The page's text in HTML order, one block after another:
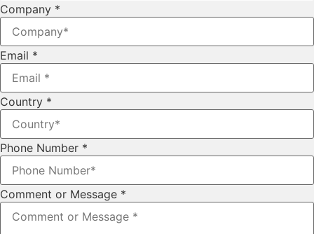
Company *
Email *
Country *
Phone Number *
Comment or Message *